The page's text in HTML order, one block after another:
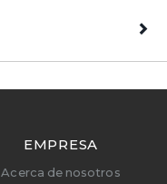
EMPRESA
Acerca de nosotros